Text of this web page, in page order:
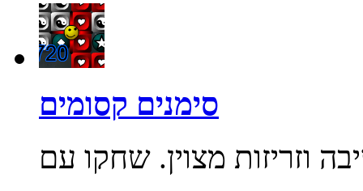
סימנים קסומים